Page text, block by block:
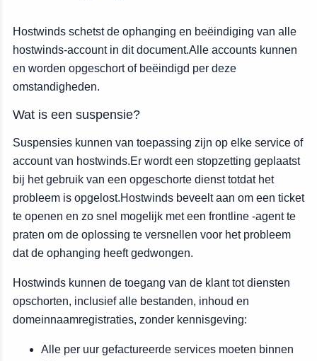
Hostwinds schetst de ophanging en beëindiging van alle
hostwinds-account in dit document.Alle accounts kunnen
en worden opgeschort of beëindigd per deze
omstandigheden.
Wat is een suspensie?
Suspensies kunnen van toepassing zijn op elke service of
account van hostwinds.Er wordt een stopzetting geplaatst
bij het gebruik van een opgeschorte dienst totdat het
probleem is opgelost.Hostwinds beveelt aan om een ticket
te openen en zo snel mogelijk met een frontline -agent te
praten om de oplossing te versnellen voor het probleem
dat de ophanging heeft gedwongen.
Hostwinds kunnen de toegang van de klant tot diensten
opschorten, inclusief alle bestanden, inhoud en
domeinnaamregistraties, zonder kennisgeving:
Alle per uur gefactureerde services moeten binnen